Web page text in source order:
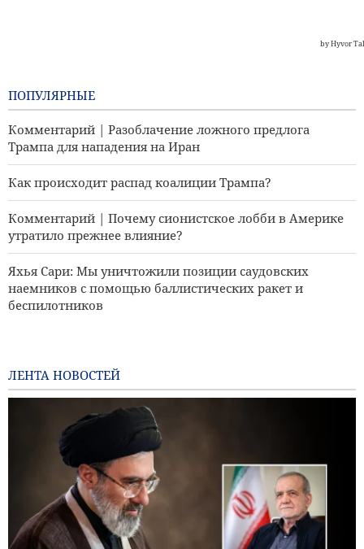
ПОПУЛЯРНЫЕ
Комментарий | Разоблачение ложного предлога
Трампа для нападения на Иран
Как происходит распад коалиции Трампа?
Комментарий | Почему сионистское лобби в Америке
утратило прежнее влияние?
Яхья Сари: Мы уничтожили позиции саудовских
наемников с помощью баллистических ракет и
беспилотников
Иран и Таджикистан обсуждают увеличение квот на
предоставление стипендий
Сандерс: Коррумпированный Трамп втянул Америку в
катастрофическую войну
Ответ Галибафа Трампу: Эта показная дипломатия
провалилась
ЛЕНТА НОВОСТЕЙ